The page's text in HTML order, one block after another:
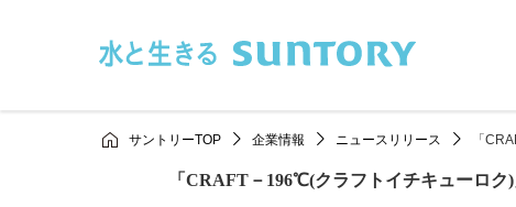
サントリーTOP 企業情報 ニュースリリース 「
「CRAFT－196℃(クラフトイチキューロク